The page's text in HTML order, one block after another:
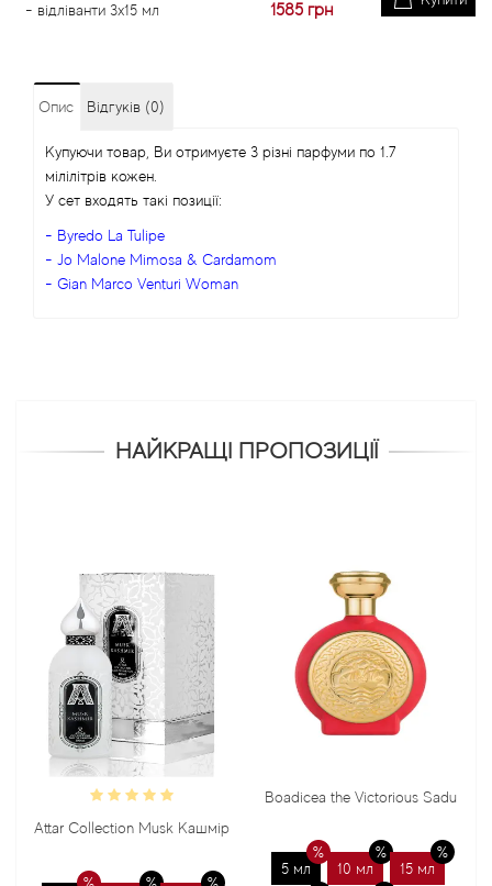
- відліванти 3x15 мл
1585 грн
Опис Відгуків (0)
Купуючи товар, Ви отримуєте 3 різні парфуми по 1.7
мілілітрів кожен.
У сет входять такі позиції:
- Byredo La Tulipe
- Jo Malone Mimosa & Cardamom
- Gian Marco Venturi Woman
НАЙКРАЩІ ПРОПОЗИЦІЇ
Attar Collection Musk Кашмір
Boadicea the Victorious Sadu
5 мл 10 мл 15 мл